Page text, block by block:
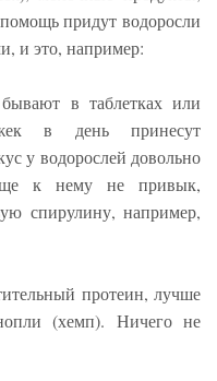
придут водоросли
и это, например:
в таблетках или
в день принесут
у водорослей довольно
к нему не привык,
спирулину, например,
протеин, лучше
(хемп). Ничего не